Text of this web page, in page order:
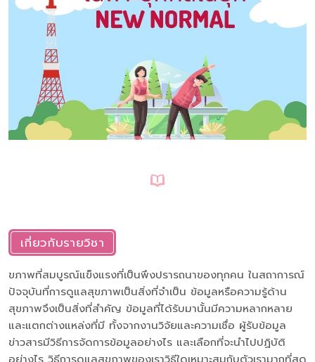
เกี่ยวกับรายวิชา
ขภาพที่สมบูรณ์แข็งแรงที่เป็นพึงปรารถนาของทุกคน ในสถาการณ์
ปัจจุบันที่การดูแลสุขภาพเป็นสิ่งที่จำเป็น ข้อมูลหรือความรู้ด้าน
สุขภาพจึงเป็นสิ่งที่สำคัญ ข้อมูลที่ได้รับมานั้นมีความหลากหลาย
และแตกต่างแหล่งที่มี ทั้งจากงานวิจัยและความเชื่อ ผู้รับข้อมูล
ข่าวสารมีวิธีการจัดการข้อมูลอย่างไร และเลือกที่จะนำไปปฏิบัติ